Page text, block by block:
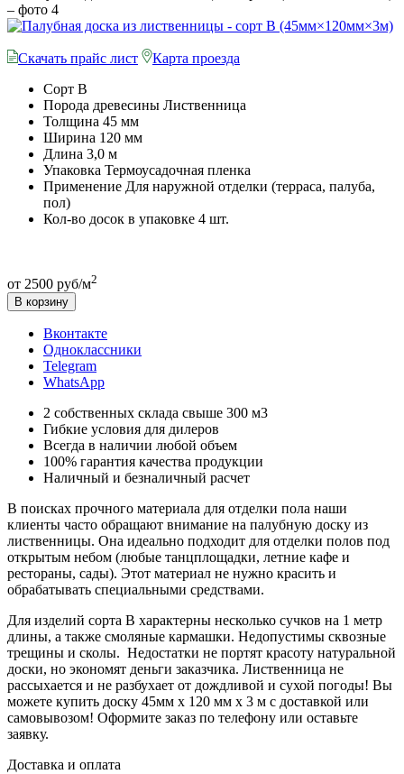
Скачать прайс лист
Карта проезда
Сорт B
Порода древесины Лиственница
Толщина 45 мм
Ширина 120 мм
Длина 3,0 м
Упаковка Термоусадочная пленка
Применение Для наружной отделки (терраса, палуба,
пол)
Кол-во досок в упаковке 4 шт.
от 2500 руб/м2
В корзину
Вконтакте
Одноклассники
Telegram
WhatsApp
2 собственных склада свыше 300 м3
Гибкие условия для дилеров
Всегда в наличии любой объем
100% гарантия качества продукции
Наличный и безналичный расчет
В поисках прочного материала для отделки пола наши
клиенты часто обращают внимание на палубную доску из
лиственницы. Она идеально подходит для отделки полов под
открытым небом (любые танцплощадки, летние кафе и
рестораны, сады). Этот материал не нужно красить и
обрабатывать специальными средствами.
Для изделий сорта В характерны несколько сучков на 1 метр
длины, а также смоляные кармашки. Недопустимы сквозные
трещины и сколы. Недостатки не портят красоту натуральной
доски, но экономят деньги заказчика. Лиственница не
рассыхается и не разбухает от дождливой и сухой погоды! Вы
можете купить доску 45мм х 120 мм х 3 м с доставкой или
самовывозом! Оформите заказ по телефону или оставьте
заявку.
Доставка и оплата